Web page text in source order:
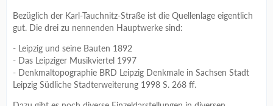
Bezüglich der Karl-Tauchnitz-Straße ist die Quellenlage eigentlich
gut. Die drei zu nennenden Hauptwerke sind:
- Leipzig und seine Bauten 1892
- Das Leipziger Musikviertel 1997
- Denkmaltopographie BRD Leipzig Denkmale in Sachsen Stadt
Leipzig Südliche Stadterweiterung 1998 S. 268 ff.